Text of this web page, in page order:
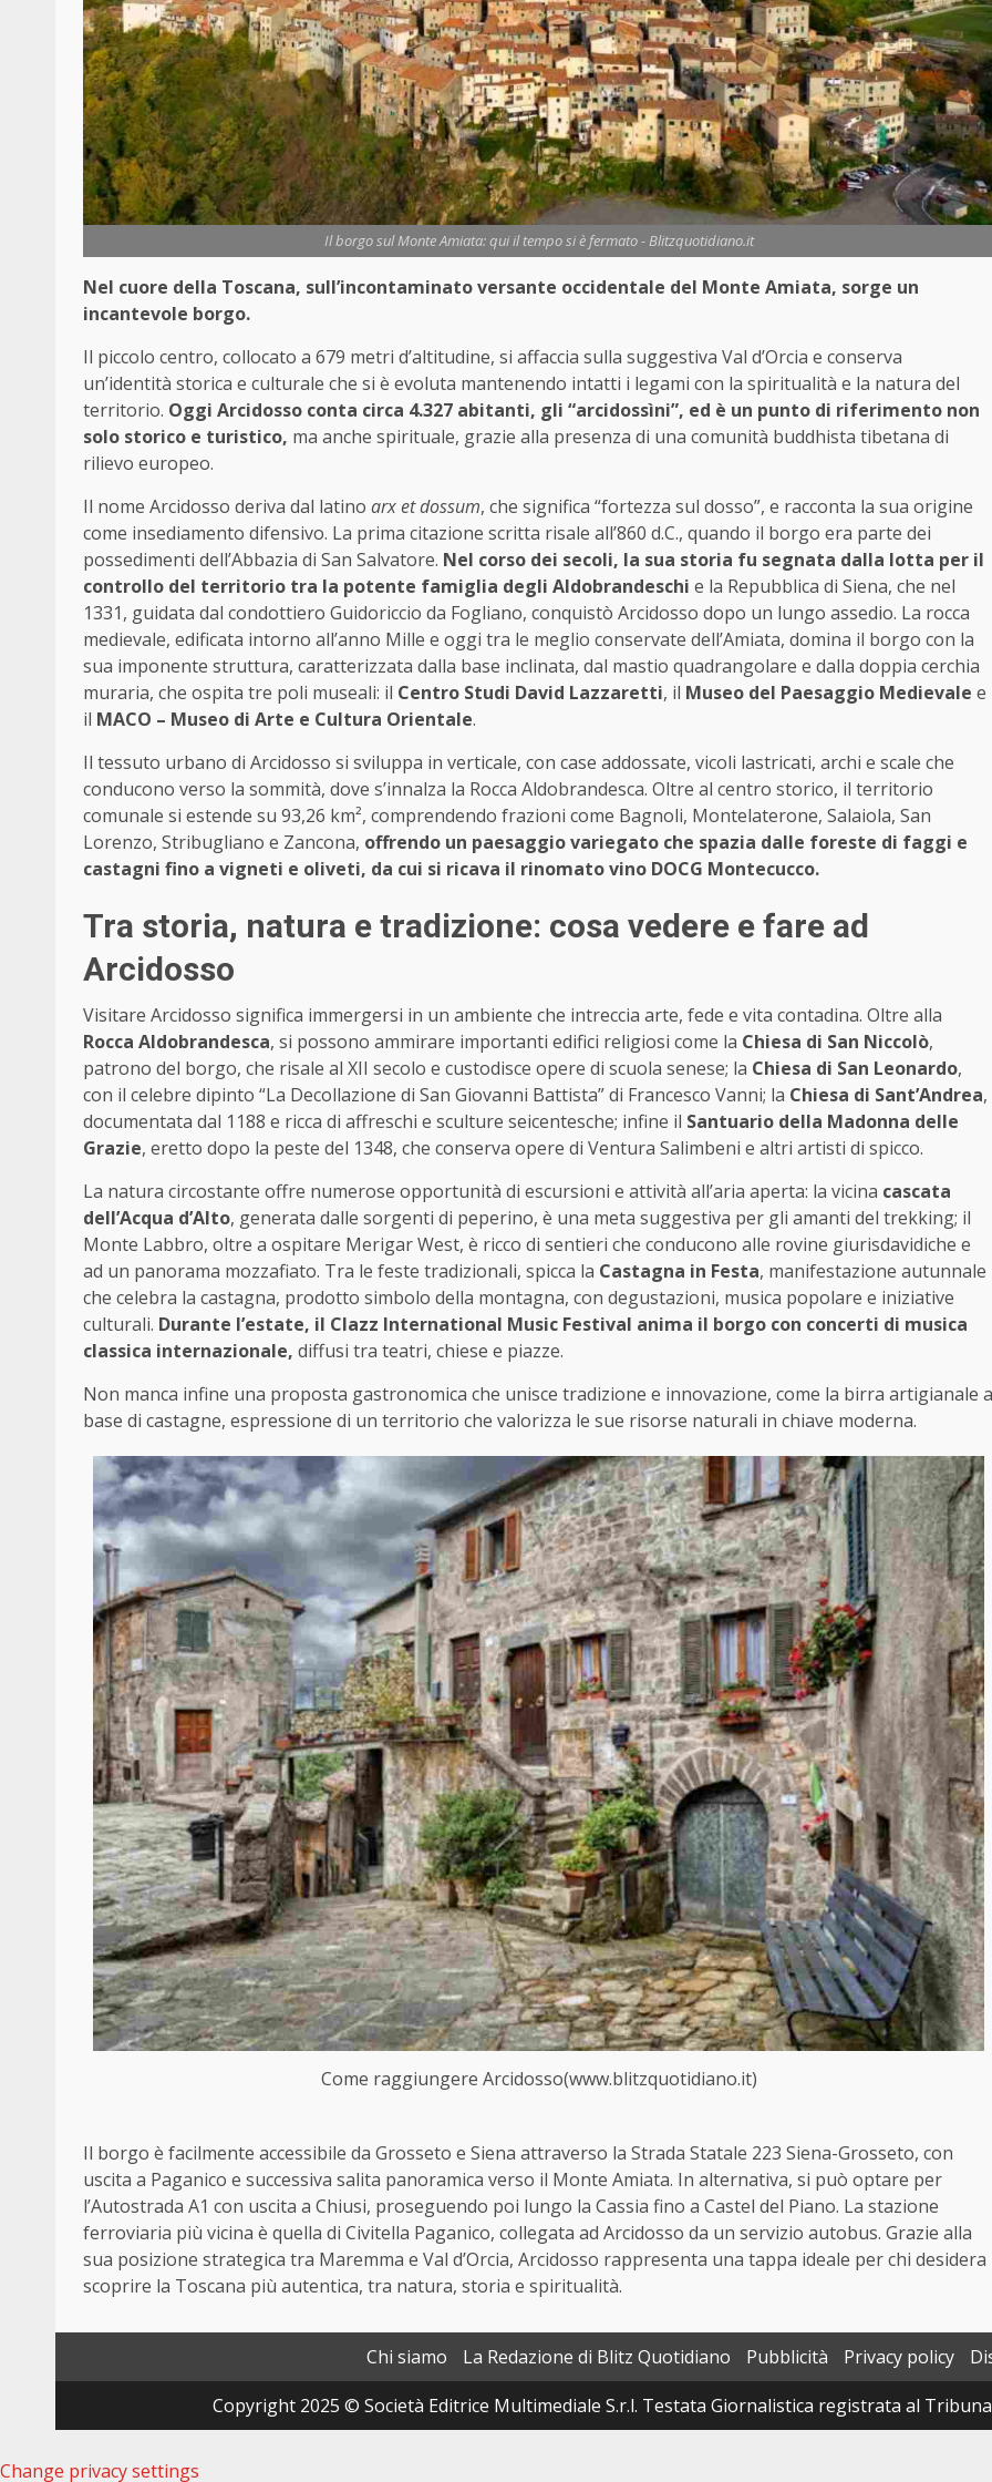
Il borgo sul Monte Amiata: qui il tempo si è fermato - Blitzquotidiano.it
Nel cuore della Toscana, sull’incontaminato versante occidentale del Monte Amiata, sorge un
incantevole borgo.
Il piccolo centro, collocato a 679 metri d’altitudine, si affaccia sulla suggestiva Val d’Orcia e conserva
un’identità storica e culturale che si è evoluta mantenendo intatti i legami con la spiritualità e la natura del
territorio. Oggi Arcidosso conta circa 4.327 abitanti, gli “arcidossìni”, ed è un punto di riferimento non
solo storico e turistico, ma anche spirituale, grazie alla presenza di una comunità buddhista tibetana di
rilievo europeo.
Il nome Arcidosso deriva dal latino arx et dossum, che significa “fortezza sul dosso”, e racconta la sua origine
come insediamento difensivo. La prima citazione scritta risale all’860 d.C., quando il borgo era parte dei
possedimenti dell’Abbazia di San Salvatore. Nel corso dei secoli, la sua storia fu segnata dalla lotta per il
controllo del territorio tra la potente famiglia degli Aldobrandeschi e la Repubblica di Siena, che nel
1331, guidata dal condottiero Guidoriccio da Fogliano, conquistò Arcidosso dopo un lungo assedio. La rocca
medievale, edificata intorno all’anno Mille e oggi tra le meglio conservate dell’Amiata, domina il borgo con la
sua imponente struttura, caratterizzata dalla base inclinata, dal mastio quadrangolare e dalla doppia cerchia
muraria, che ospita tre poli museali: il Centro Studi David Lazzaretti, il Museo del Paesaggio Medievale e
il MACO – Museo di Arte e Cultura Orientale.
Il tessuto urbano di Arcidosso si sviluppa in verticale, con case addossate, vicoli lastricati, archi e scale che
conducono verso la sommità, dove s’innalza la Rocca Aldobrandesca. Oltre al centro storico, il territorio
comunale si estende su 93,26 km², comprendendo frazioni come Bagnoli, Montelaterone, Salaiola, San
Lorenzo, Stribugliano e Zancona, offrendo un paesaggio variegato che spazia dalle foreste di faggi e
castagni fino a vigneti e oliveti, da cui si ricava il rinomato vino DOCG Montecucco.
Tra storia, natura e tradizione: cosa vedere e fare ad
Arcidosso
Visitare Arcidosso significa immergersi in un ambiente che intreccia arte, fede e vita contadina. Oltre alla
Rocca Aldobrandesca, si possono ammirare importanti edifici religiosi come la Chiesa di San Niccolò,
patrono del borgo, che risale al XII secolo e custodisce opere di scuola senese; la Chiesa di San Leonardo,
con il celebre dipinto “La Decollazione di San Giovanni Battista” di Francesco Vanni; la Chiesa di Sant’Andrea,
documentata dal 1188 e ricca di affreschi e sculture seicentesche; infine il Santuario della Madonna delle
Grazie, eretto dopo la peste del 1348, che conserva opere di Ventura Salimbeni e altri artisti di spicco.
La natura circostante offre numerose opportunità di escursioni e attività all’aria aperta: la vicina cascata
dell’Acqua d’Alto, generata dalle sorgenti di peperino, è una meta suggestiva per gli amanti del trekking; il
Monte Labbro, oltre a ospitare Merigar West, è ricco di sentieri che conducono alle rovine giurisdavidiche e
ad un panorama mozzafiato. Tra le feste tradizionali, spicca la Castagna in Festa, manifestazione autunnale
che celebra la castagna, prodotto simbolo della montagna, con degustazioni, musica popolare e iniziative
culturali. Durante l’estate, il Clazz International Music Festival anima il borgo con concerti di musica
classica internazionale, diffusi tra teatri, chiese e piazze.
Non manca infine una proposta gastronomica che unisce tradizione e innovazione, come la birra artigianale a
base di castagne, espressione di un territorio che valorizza le sue risorse naturali in chiave moderna.
Come raggiungere Arcidosso(www.blitzquotidiano.it)
Il borgo è facilmente accessibile da Grosseto e Siena attraverso la Strada Statale 223 Siena-Grosseto, con
uscita a Paganico e successiva salita panoramica verso il Monte Amiata. In alternativa, si può optare per
l’Autostrada A1 con uscita a Chiusi, proseguendo poi lungo la Cassia fino a Castel del Piano. La stazione
ferroviaria più vicina è quella di Civitella Paganico, collegata ad Arcidosso da un servizio autobus. Grazie alla
sua posizione strategica tra Maremma e Val d’Orcia, Arcidosso rappresenta una tappa ideale per chi desidera
scoprire la Toscana più autentica, tra natura, storia e spiritualità.
Chi siamo La Redazione di Blitz Quotidiano Pubblicità Privacy policy
Copyright 2025 © Società Editrice Multimediale S.r.l. Testata Giornalistica registrata al
Change privacy settings